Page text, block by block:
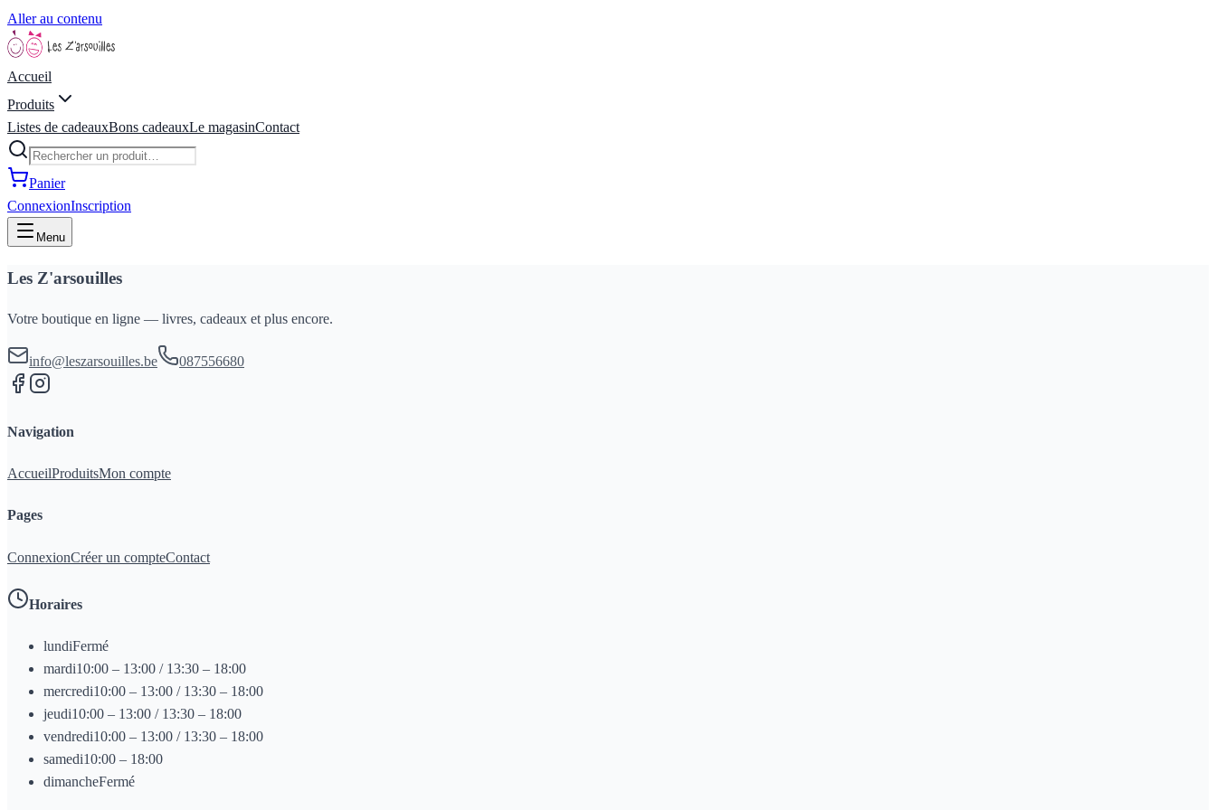
Aller au contenu
Accueil
Produits
Listes de cadeauxBons cadeauxLe magasinContact
Panier
ConnexionInscription
Menu
Les Z'arsouilles
Votre boutique en ligne — livres, cadeaux et plus encore.
info@leszarsouilles.be 087556680
Navigation
AccueilProduitsMon compte
Pages
ConnexionCréer un compteContact
Horaires
lundiFermé
mardi10:00 – 13:00 / 13:30 – 18:00
mercredi10:00 – 13:00 / 13:30 – 18:00
jeudi10:00 – 13:00 / 13:30 – 18:00
vendredi10:00 – 13:00 / 13:30 – 18:00
samedi10:00 – 18:00
dimancheFermé